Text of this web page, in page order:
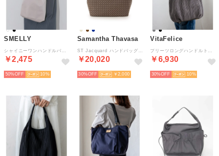
SMELLY
￥2,475
50% 10
Samantha Thavasa
￥20,020
30% ￥2,000
VitaFelice
￥6,930
30% 10